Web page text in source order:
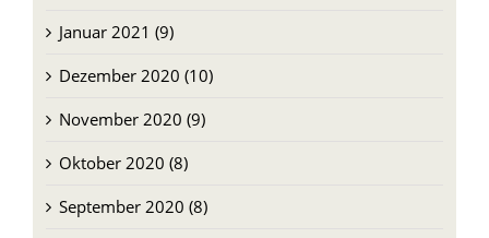
Januar 2021 (9)
Dezember 2020 (10)
November 2020 (9)
Oktober 2020 (8)
September 2020 (8)